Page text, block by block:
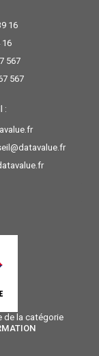
16
16
567
567
:
de la catégorie